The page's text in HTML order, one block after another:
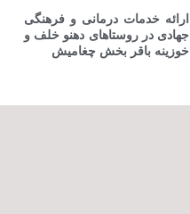
ارائه خدمات درمانی و فرهنگی
جهادی در روستاهای دهنو خلف و
خوزینه باقر بخش چغامیش